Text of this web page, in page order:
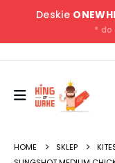
Deskie
* do
HOME SKLEP